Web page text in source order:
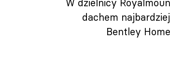
W dzielnicy
dachem
Bentley